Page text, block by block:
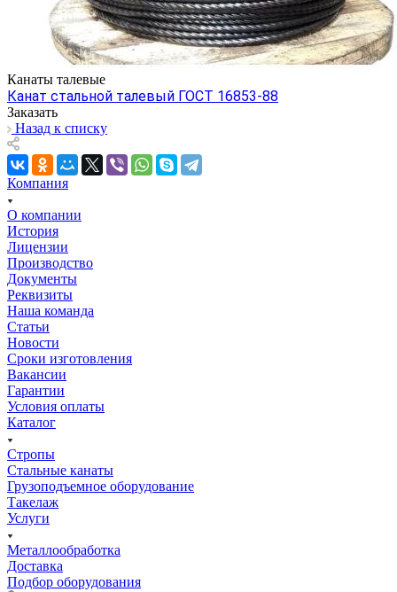
Канаты талевые
Канат стальной талевый ГОСТ 16853-88
Заказать
Назад к списку
Компания
О компании
История
Лицензии
Производство
Документы
Реквизиты
Наша команда
Статьи
Новости
Сроки изготовления
Вакансии
Гарантии
Условия оплаты
Каталог
Стропы
Стальные канаты
Грузоподъемное оборудование
Такелаж
Услуги
Металлообработка
Доставка
Подбор оборудования